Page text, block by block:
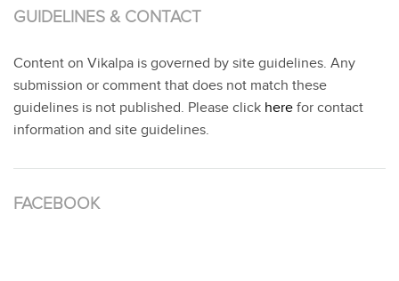
GUIDELINES & CONTACT
Content on Vikalpa is governed by site guidelines. Any
submission or comment that does not match these
guidelines is not published. Please click here for contact
information and site guidelines.
FACEBOOK